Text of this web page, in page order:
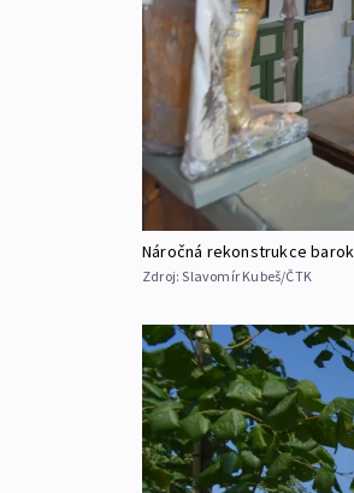
Náročná rekonstrukce
Zdroj:Slavomír Kubeš/ČTK